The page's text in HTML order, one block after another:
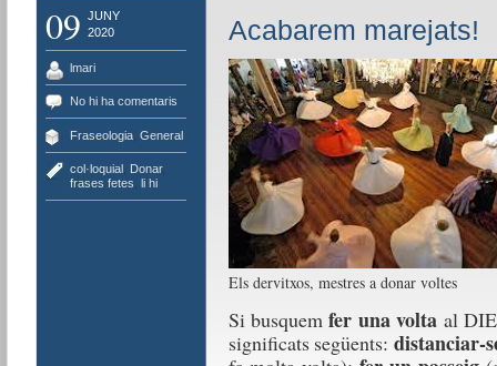
09 JUNY
2020
lmari
No hi ha comentaris
Fraseologia, General
col·loquial, Donar,
frases fetes li hi
Acabarem marejats!
Els dervitxos, mestres a donar voltes
Si busquemfer una volta al
significats següents: distanciar-